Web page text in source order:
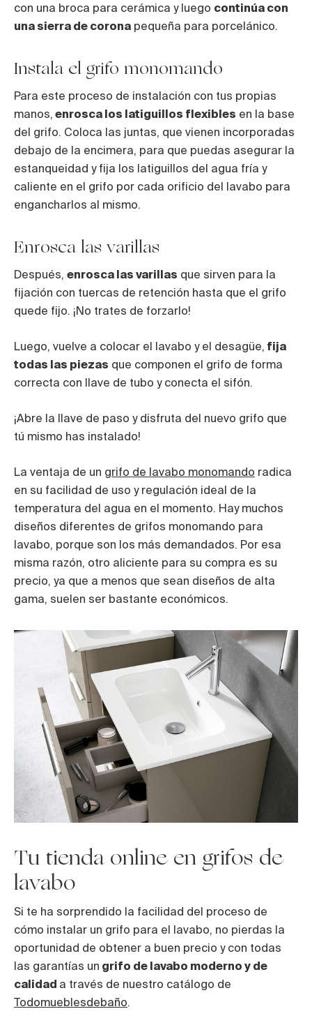
con una broca para cerámica y luego continúa con
una sierra de corona pequeña para porcelánico.
Instala el grifo monomando
Para este proceso de instalación con tus propias
manos, enrosca los latiguillos flexibles en la base
del grifo. Coloca las juntas, que vienen incorporadas
debajo de la encimera, para que puedas asegurar la
estanqueidad y fija los latiguillos del agua fría y
caliente en el grifo por cada orificio del lavabo para
engancharlos al mismo.
Enrosca las varillas
Después, enrosca las varillas que sirven para la
fijación con tuercas de retención hasta que el grifo
quede fijo. ¡No trates de forzarlo!
Luego, vuelve a colocar el lavabo y el desagüe, fija
todas las piezas que componen el grifo de forma
correcta con llave de tubo y conecta el sifón.
¡Abre la llave de paso y disfruta del nuevo grifo que
tú mismo has instalado!
La ventaja de un grifo de lavabo monomando radica
en su facilidad de uso y regulación ideal de la
temperatura del agua en el momento. Hay muchos
diseños diferentes de grifos monomando para
lavabo, porque son los más demandados. Por esa
misma razón, otro aliciente para su compra es su
precio, ya que a menos que sean diseños de alta
gama, suelen ser bastante económicos.
Tu tienda online en grifos de
lavabo
Si te ha sorprendido la facilidad del proceso de
cómo instalar un grifo para el lavabo, no pierdas la
oportunidad de obtener a buen precio y con todas
las garantías un grifo de lavabo moderno y de
calidad a través de nuestro catálogo de
Todomueblesdebaño.